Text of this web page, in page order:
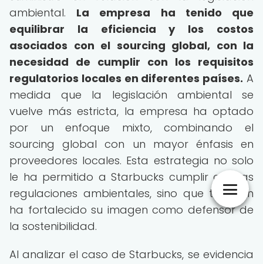
ambiental. La empresa ha tenido que
equilibrar la eficiencia y los costos
asociados con el sourcing global, con la
necesidad de cumplir con los requisitos
regulatorios locales en diferentes países. A
medida que la legislación ambiental se
vuelve más estricta, la empresa ha optado
por un enfoque mixto, combinando el
sourcing global con un mayor énfasis en
proveedores locales. Esta estrategia no solo
le ha permitido a Starbucks cumplir con las
regulaciones ambientales, sino que también
ha fortalecido su imagen como defensor de
la sostenibilidad.
Al analizar el caso de Starbucks, se evidencia